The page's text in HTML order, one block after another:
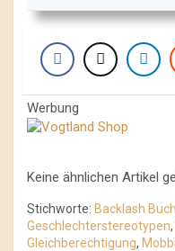
Werbung
Keine ähnlichen Artikel
Stichworte: Backlash Buch
Geschlechterstereotypen,
Gleichberechtigung,